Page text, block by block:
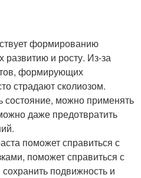
формированию
развитию и росту. Из-за
формирующих
страдают сколиозом.
состояние, можно применять
даже предотвратить
поможет справиться с
поможет справиться с
подвижность и